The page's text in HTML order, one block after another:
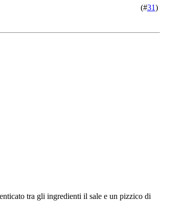
(#31)
tra gli ingredienti il sale e un pizzico di